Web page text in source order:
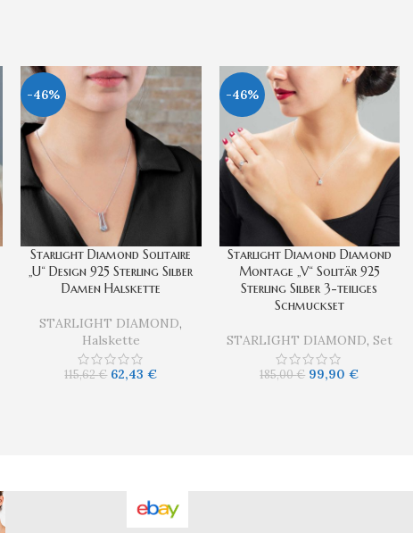
-46%
Starlight Diamond Solitaire
„U“ Design 925 Sterling Silber
Damen Halskette
STARLIGHT DIAMOND,
Halskette
115,62€ 62,43€
-46%
Starlight Diamond Diamond
Montage „V“ Solitär 925
Sterling Silber 3-teiliges
Schmuckset
STARLIGHT DIAMOND, Set
185,00€ 99,90€